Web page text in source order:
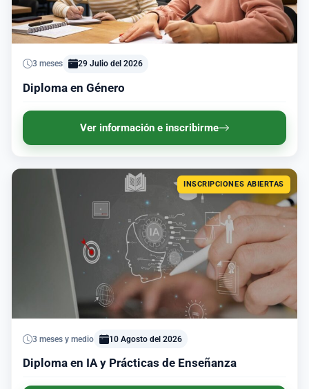
3 meses 29 Julio del 2026
Diploma en Género
Ver información e inscribirme
INSCRIPCIONES ABIERTAS
3 meses y medio 10 Agosto del 2026
Diploma en IA y Prácticas de Enseñanza